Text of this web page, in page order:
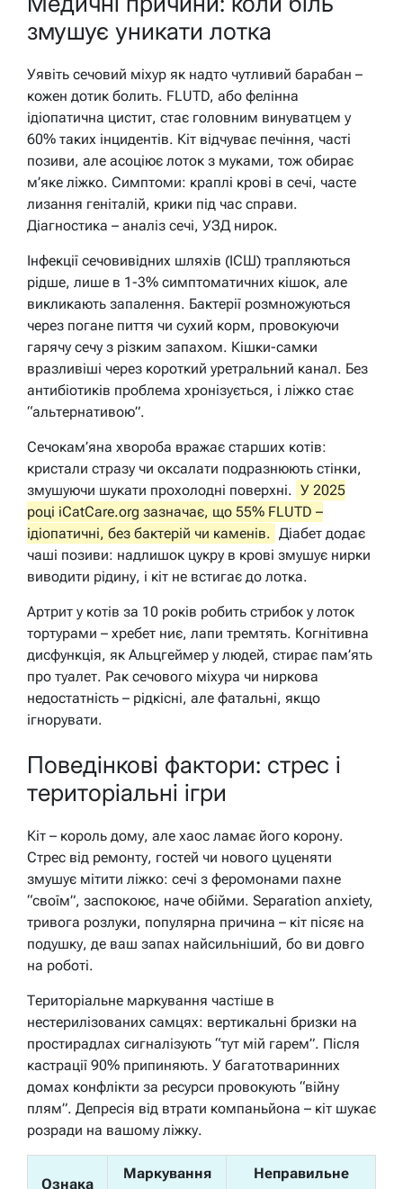
змушує уникати лотка
Уявіть сечовий міхур як надто чутливий барабан –
кожен дотик болить. FLUTD, або фелінна
ідіопатична цистит, стає головним винуватцем у
60% таких інцидентів. Кіт відчуває печіння, часті
позиви, але асоціює лоток з муками, тож обирає
м’яке ліжко. Симптоми: краплі крові в сечі, часте
лизання геніталій, крики під час справи.
Діагностика – аналіз сечі, УЗД нирок.
Інфекції сечовивідних шляхів (ІСШ) трапляються
рідше, лише в 1-3% симптоматичних кішок, але
викликають запалення. Бактерії розмножуються
через погане пиття чи сухий корм, провокуючи
гарячу сечу з різким запахом. Кішки-самки
вразливіші через короткий уретральний канал. Без
антибіотиків проблема хронізується, і ліжко стає
“альтернативою”.
Сечокам’яна хвороба вражає старших котів:
кристали стразу чи оксалати подразнюють стінки,
змушуючи шукати прохолодні поверхні. У 2025
році iCatCare.org зазначає, що 55% FLUTD –
ідіопатичні, без бактерій чи каменів. Діабет додає
чаші позиви: надлишок цукру в крові змушує нирки
виводити рідину, і кіт не встигає до лотка.
Артрит у котів за 10 років робить стрибок у лоток
тортурами – хребет ниє, лапи тремтять. Когнітивна
дисфункція, як Альцгеймер у людей, стирає пам’ять
про туалет. Рак сечового міхура чи ниркова
недостатність – рідкісні, але фатальні, якщо
ігнорувати.
Поведінкові фактори: стрес і
територіальні ігри
Кіт – король дому, але хаос ламає його корону.
Стрес від ремонту, гостей чи нового цуценяти
змушує мітити ліжко: сечі з феромонами пахне
“своїм”, заспокоює, наче обійми. Separation anxiety,
тривога розлуки, популярна причина – кіт пісяє на
подушку, де ваш запах найсильніший, бо ви довго
на роботі.
Територіальне маркування частіше в
нестерилізованих самцях: вертикальні бризки на
простирадлах сигналізують “тут мій гарем”. Після
кастрації 90% припиняють. У багатотваринних
домах конфлікти за ресурси провокують “війну
плям”. Депресія від втрати компаньйона – кіт шукає
розради на вашому ліжку.
Ознака
Маркування
Неправильне